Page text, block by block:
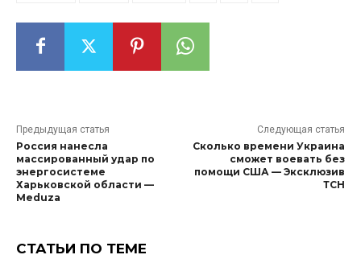
Предыдущая статья
Россия нанесла
массированный удар по
энергосистеме
Харьковской области —
Meduza
Следующая статья
Сколько времени Украина
сможет воевать без
помощи США — Эксклюзив
ТСН
СТАТЬИ ПО ТЕМЕ